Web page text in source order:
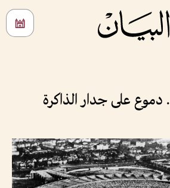
دموع على جدار الذاكرة